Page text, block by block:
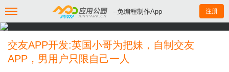
--免编程制作App 注册
交友APP开发:英国小哥为把妹，自制交友
APP，男用户只限自己一人